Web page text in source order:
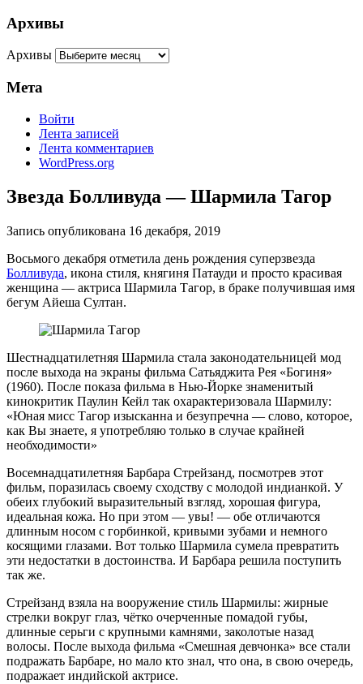
Архивы
Архивы
Мета
Войти
Лента записей
Лента комментариев
WordPress.org
Звезда Болливуда — Шармила Тагор
Запись опубликована 16 декабря, 2019
Восьмого декабря отметила день рождения суперзвезда
Болливуда, икона стиля, княгиня Патауди и просто красивая
женщина — актриса Шармила Тагор, в браке получившая имя
бегум Айеша Султан.
Шестнадцатилетняя Шармила стала законодательницей мод
после выхода на экраны фильма Сатьяджита Рея «Богиня»
(1960). После показа фильма в Нью-Йорке знаменитый
кинокритик Паулин Кейл так охарактеризовала Шармилу:
«Юная мисс Тагор изысканна и безупречна — слово, которое,
как Вы знаете, я употребляю только в случае крайней
необходимости»
Восемнадцатилетняя Барбара Стрейзанд, посмотрев этот
фильм, поразилась своему сходству с молодой индианкой. У
обеих глубокий выразительный взгляд, хорошая фигура,
идеальная кожа. Но при этом — увы! — обе отличаются
длинным носом с горбинкой, кривыми зубами и немного
косящими глазами. Вот только Шармила сумела превратить
эти недостатки в достоинства. И Барбара решила поступить
так же.
Стрейзанд взяла на вооружение стиль Шармилы: жирные
стрелки вокруг глаз, чётко очерченные помадой губы,
длинные серьги с крупными камнями, заколотые назад
волосы. После выхода фильма «Смешная девчонка» все стали
подражать Барбаре, но мало кто знал, что она, в свою очередь,
подражает индийской актрисе.